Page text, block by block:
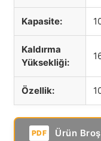
Kapasite:
Kaldırma
Yüksekliği:
Özellik:
PDF Ürün